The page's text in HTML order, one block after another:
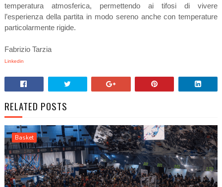
temperatura atmosferica, permettendo ai tifosi di vivere
l’esperienza della partita in modo sereno anche con temperature
particolarmente rigide.
Fabrizio Tarzia
Linkedin
RELATED POSTS
Basket